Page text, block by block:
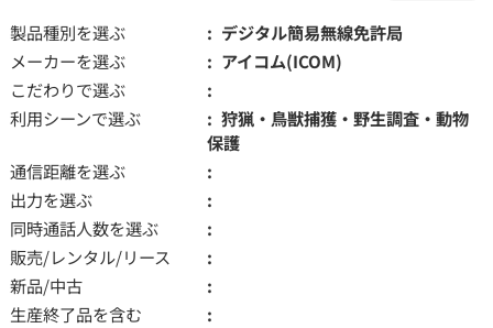
製品種別を選ぶ
デジタル簡易無線免許局
メーカーを選ぶ
アイコム(ICOM)
こだわりで選ぶ
利用シーンで選ぶ
狩猟・鳥獣捕獲・野生調査・動物
保護
通信距離を選ぶ
出力を選ぶ
同時通話人数を選ぶ
販売/レンタル/リース
新品/中古
生産終了品を含む